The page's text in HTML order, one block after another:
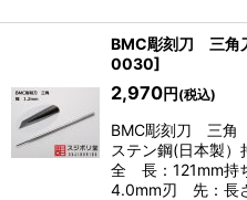
BMC彫刻刀 三
0030]
2,970円 (税込)
BMC彫刻刀 三角
ステン鋼(日本
全 長：121mm
4.0mm刃 先：